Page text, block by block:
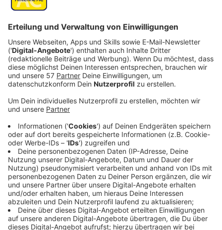
Anzeige
Doch Clinton hatte eine Affäre mit seiner Praktikantin
im Weißen Haus, Monica Lewinsky (Beanie Felstein).
Das eigentliche Verbrechen war nicht die Affäre,
sondern seine spätere Falschaussage über das
sexuelle Verhältnis, die zum
Amtsenthebungsverfahren führte und ihn beinahe das
Amt gekostet hätte. Doch was steckte wirklich hinter
der Affäre?
Streaming-Dienst: Fox / Sky Ticket
Anzeige